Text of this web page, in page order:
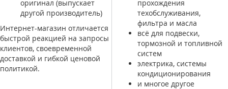
оригинал (выпускает
другой производитель)
Интернет-магазин отличается
быстрой реакцией на запросы
клиентов, своевременной
доставкой и гибкой ценовой
политикой.
прохождения
техобслуживания,
фильтра и масла
всё для подвески,
тормозной и топливной
систем
электрика, системы
кондиционирования
и многое другое